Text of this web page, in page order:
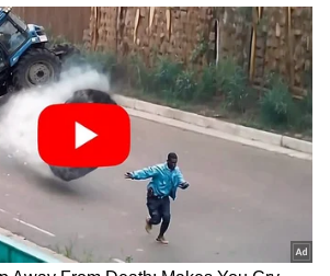
ಜೀವನವನ್ನು ಅನುಭವಿಸುತ್ತಾರೆ.
ಹೊರಹೊಮ್ಮುತ್ತವೆ, ವೃತ್ತಿ
ಲಾಭಗಳು ಕಂಡುಬರುತ್ತವೆ. ಹಣಕ್ಕೆ
ಕೊನೆಗೊಳ್ಳುತ್ತವೆ.